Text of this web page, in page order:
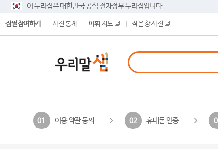
이 누리집은 대한민국 공식 전자정부 누리집입니다.
집필 참여하기 사전 통계 어휘 지도 작은 창 사전
01 이용 약관 동의 02 휴대폰 인증